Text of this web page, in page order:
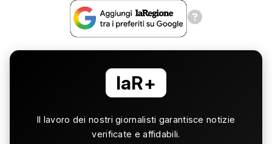
laR+
Il lavoro dei nostri giornalisti garantisce notizie
verificate e affidabili.